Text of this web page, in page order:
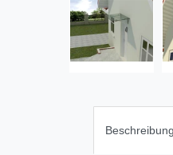
Beschreibung